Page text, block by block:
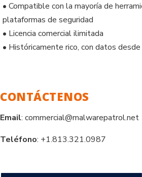
• Compatible con la mayoría de
plataformas de seguridad
• Licencia comercial ilimitada
• Históricamente rico, con datos
CONTÁCTENOS
Email: commercial@malwarepatrol.net
Teléfono: +1.813.321.0987